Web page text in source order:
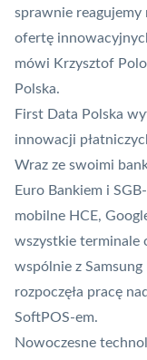
sprawnie
ofertę
mówi Krzysztof
Polska.
First Data Polska
innowacji
Wraz ze swoimi
Euro Bankiem i
mobilne HCE,
wszystkie terminale
wspólnie z
rozpoczęła pracę
SoftPOS-em.
Nowoczesne